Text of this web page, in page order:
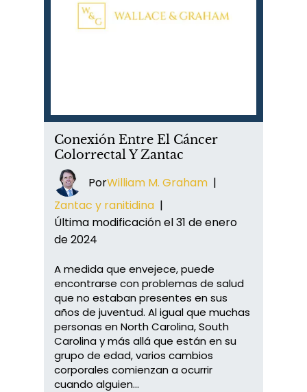
Conexión Entre El Cáncer
Colorrectal Y Zantac
PorWilliam M. Graham |
Zantac y ranitidina |
Última modificación el 31 de enero
de 2024
A medida que envejece, puede
encontrarse con problemas de salud
que no estaban presentes en sus
años de juventud. Al igual que muchas
personas en North Carolina, South
Carolina y más allá que están en su
grupo de edad, varios cambios
corporales comienzan a ocurrir
cuando alguien...